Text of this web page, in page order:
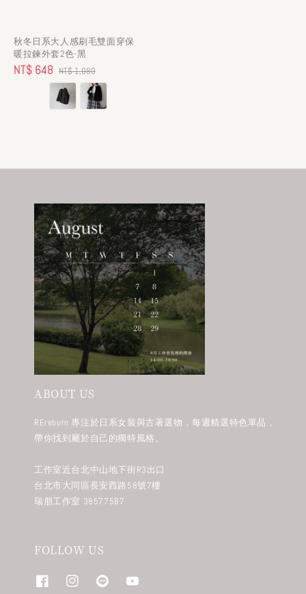
秋冬日系大人感刷毛雙面穿保
暖拉鍊外套2色-黑
Sale
NT$ 648 Regular
price
NT$ 1,080
ABOUT US
REreburn 專注於日系女裝與古著選物，每週精選特色單品，
帶你找到屬於自己的獨特風格。
工作室近台北中山地下街R3出口
台北市大同區長安西路58號7樓
瑞朋工作室 38577587
FOLLOW US